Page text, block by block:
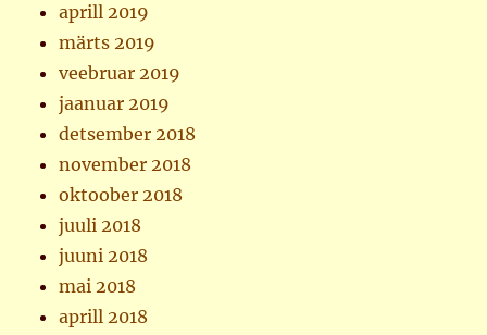
aprill 2019
märts 2019
veebruar 2019
jaanuar 2019
detsember 2018
november 2018
oktoober 2018
juuli 2018
juuni 2018
mai 2018
aprill 2018